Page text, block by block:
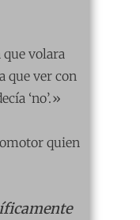
volara
que ver con
‘no’.»
quien